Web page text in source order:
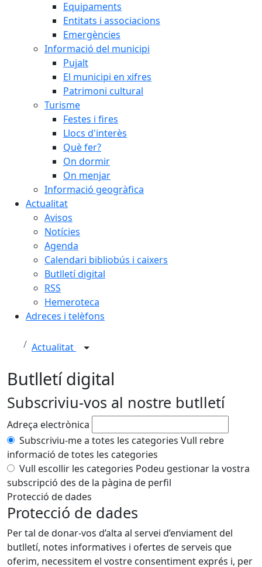
Equipaments
Entitats i associacions
Emergències
Informació del municipi
Pujalt
El municipi en xifres
Patrimoni cultural
Turisme
Festes i fires
Llocs d'interès
Què fer?
On dormir
On menjar
Informació geogràfica
Actualitat
Avisos
Notícies
Agenda
Calendari bibliobús i caixers
Butlletí digital
RSS
Hemeroteca
Adreces i telèfons
Actualitat
Butlletí digital
Subscriviu-vos al nostre butlletí
Adreça electrònica
Subscriviu-me a totes les categories Vull rebre
informació de totes les categories
Vull escollir les categories Podeu gestionar la vostra
subscripció des de la pàgina de perfil
Protecció de dades
Protecció de dades
Per tal de donar-vos d’alta al servei d’enviament del
butlletí, notes informatives i ofertes de serveis que
oferim, necessitem el vostre consentiment exprés i, per